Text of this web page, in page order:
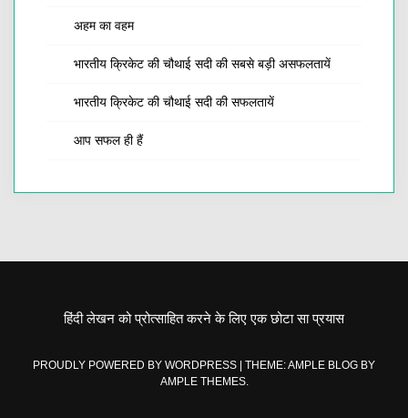
अहम का वहम
भारतीय क्रिकेट की चौथाई सदी की सबसे बड़ी असफलतायें
भारतीय क्रिकेट की चौथाई सदी की सफलतायें
आप सफल ही हैं
हिंदी लेखन को प्रोत्साहित करने के लिए एक छोटा सा प्रयास
PROUDLY POWERED BY WORDPRESS
THEME: AMPLE BLOG BY
AMPLE THEMES.